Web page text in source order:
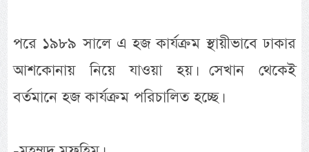
পরে ১৯৮৯ সালে এ হজ কার্যক্রম স্থায়ীভাবে ঢাকার
আশকোনায় নিয়ে যাওয়া হয়। সেখান থেকেই
বর্তমানে হজ কার্যক্রম পরিচালিত হচ্ছে।